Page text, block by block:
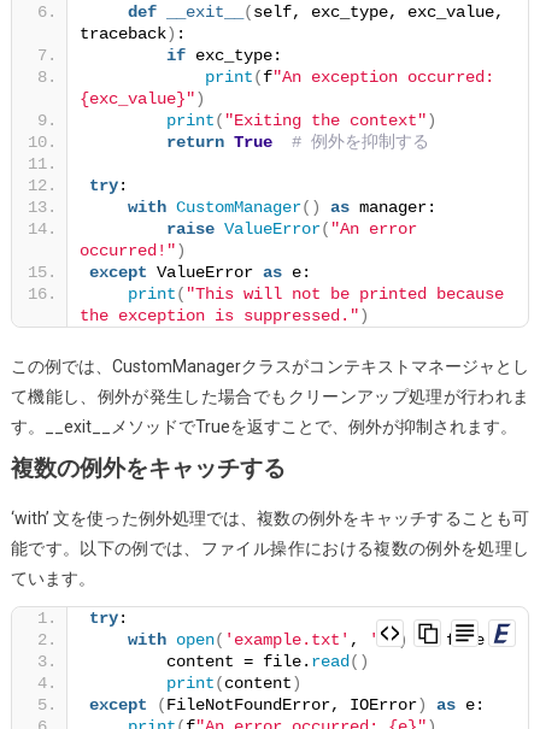
def __exit__ (self, exc_type, exc_value,
traceback) :
if exc_type:
print(f"An exception occurred:
{exc_value}")
print( "Exiting the context")
return True # 例外を抑制する
try:
with CustomManager() as manager:
raise ValueError( "An error
occurred!")
except ValueError as e:
print( "This will not be printed because
the exception is suppressed.")
この例では、CustomManagerクラスがコンテキストマネージャとし
て機能し、例外が発生した場合でもクリーンアップ処理が行われま
す。__exit__メソッドでTrueを返すことで、例外が抑制されます。
複数の例外をキャッチする
‘with’ 文を使った例外処理では、複数の例外をキャッチすることも可
能です。以下の例では、ファイル操作における複数の例外を処理し
ています。
try:
with open( 'example.txt' , 'r') as file:
        content = file.
read ()
print(content)
except
(FileNotFoundError, IOError) as e: